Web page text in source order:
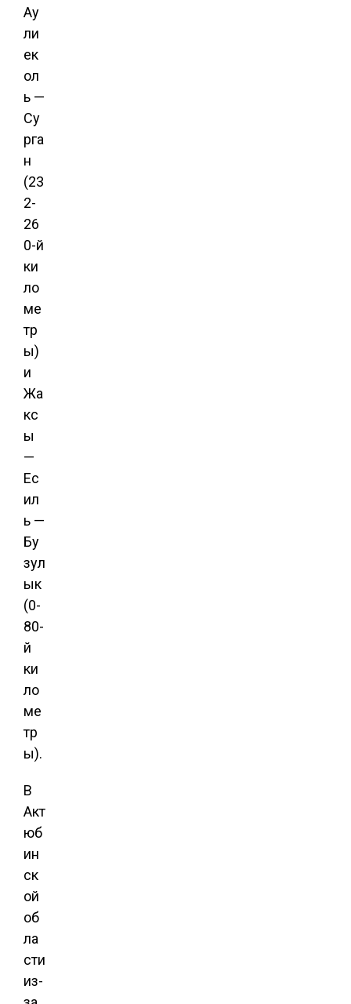
Ау
ли
ек
ол
ь —
Су
рга
н
(23
2-
26
0-й
ки
ло
ме
тр
ы)
и
Жа
кс
ы
—
Ес
ил
ь —
Бу
зул
ык
(0-
80-
й
ки
ло
ме
тр
ы).
В
Акт
юб
ин
ск
ой
об
ла
сти
из-